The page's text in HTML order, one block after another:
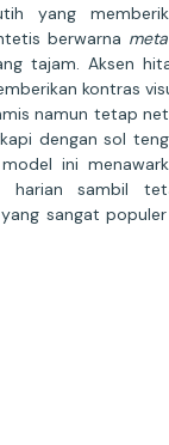
yang
berwarna
tajam. Aksen
kontras
namun tetap
dengan sol
ini
harian sambil
sangat